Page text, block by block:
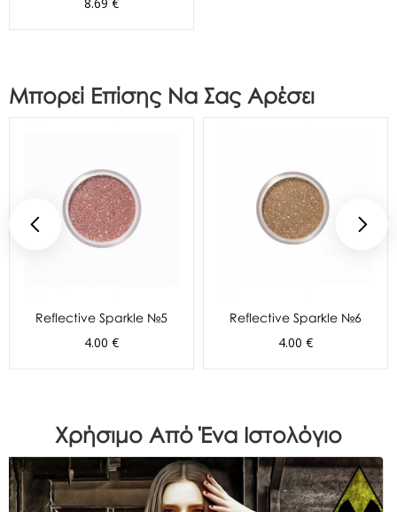
Μπορεί Επίσης Να Σας Αρέσει
Reflective Sparkle №5
4.00 €
Reflective Sparkle №6
4.00 €
Χρήσιμο Από Ένα Ιστολόγιο